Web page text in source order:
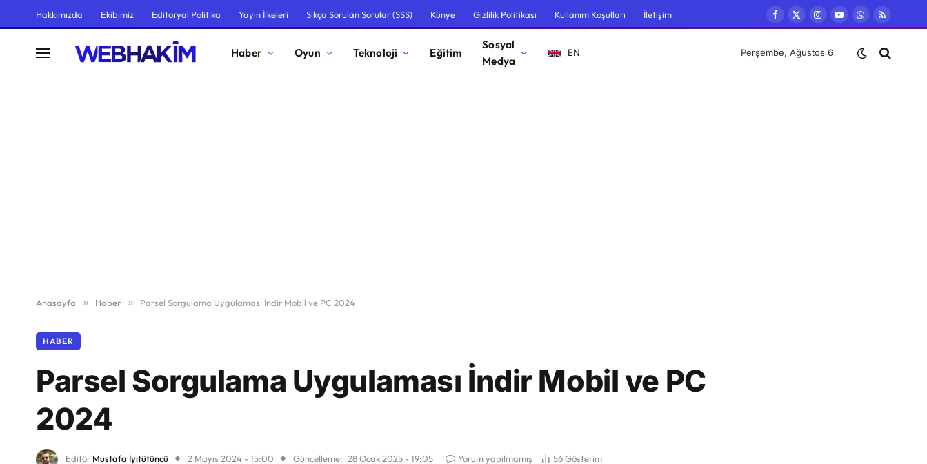
Hakkımızda Ekibimiz Editoryal Politika Yayın İlkeleri Sıkça Sorulan Sorular (SSS) Künye Gizlilik Politikası Kullanım Koşulları İletişim
Facebook
X
Instagram
YouTubeWhatsApp
RSS
Haber Oyun Teknoloji Eğitim
Sosyal
Medya
EN Perşembe, Ağustos 6
Anasayfa » Haber » Parsel Sorgulama Uygulaması İndir Mobil ve PC 2024
HABER
Parsel Sorgulama Uygulaması İndir Mobil ve PC
2024
Editör Mustafa İyitütüncü 2 Mayıs 2024 - 15:00 Güncelleme: 28 Ocak 2025 - 19:05 Yorum yapılmamış 56Gösterim